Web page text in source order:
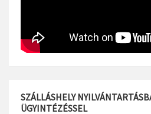
SZÁLLÁSHELY
ÜGYINTÉZÉSSEL